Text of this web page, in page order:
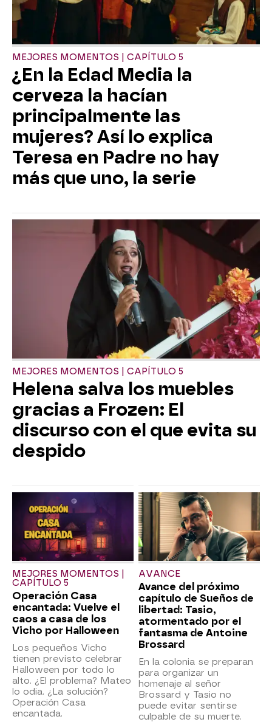
MEJORES MOMENTOS | CAPÍTULO 5
¿En la Edad Media la
cerveza la hacían
principalmente las
mujeres? Así lo explica
Teresa en Padre no hay
más que uno, la serie
MEJORES MOMENTOS | CAPÍTULO 5
Helena salva los muebles
gracias a Frozen: El
discurso con el que evita su
despido
MEJORES MOMENTOS |
CAPÍTULO 5
Operación Casa
encantada: Vuelve el
caos a casa de los
Vicho por Halloween
Los pequeños Vicho
tienen previsto celebrar
Halloween por todo lo
alto. ¿El problema? Mateo
lo odia. ¿La solución?
Operación Casa
encantada.
AVANCE
Avance del próximo
capítulo de Sueños de
libertad: Tasio,
atormentado por el
fantasma de Antoine
Brossard
En la colonia se preparan
para organizar un
homenaje al señor
Brossard y Tasio no
puede evitar sentirse
culpable de su muerte.